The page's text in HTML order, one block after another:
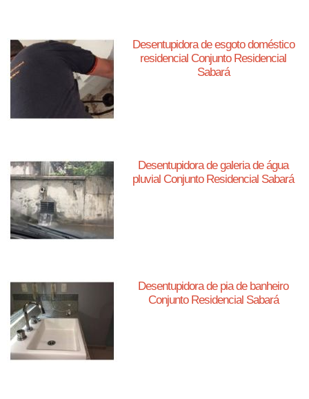
Desentupidora de esgoto doméstico
residencial Conjunto Residencial
Sabará
Desentupidora de galeria de água
pluvial Conjunto Residencial Sabará
Desentupidora de pia de banheiro
Conjunto Residencial Sabará